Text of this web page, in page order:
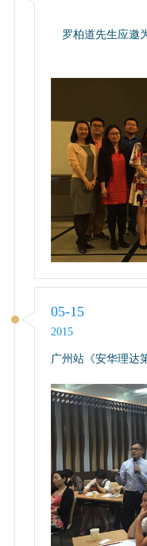
罗柏道先生应邀
05-15
2015
广州站《安华理达